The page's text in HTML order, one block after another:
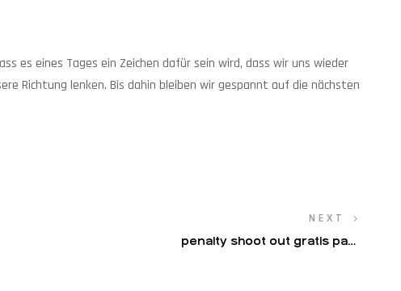
es eines Tages ein Zeichen dafür sein wird, dass wir uns wieder
Richtung lenken. Bis dahin bleiben wir gespannt auf die nächsten
NEXT
penalty shoot out gratis para